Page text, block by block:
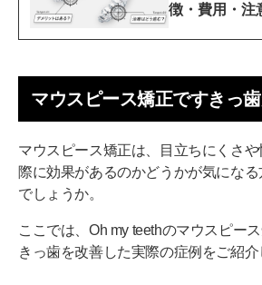
徴・費用・注
マウスピース矯正ですきっ
マウスピース矯正は、目立ちにくさ
際に効果があるのかどうかが気にな
でしょうか。
ここでは、Oh my teethのマウスピー
きっ歯を改善した実際の症例をご紹介